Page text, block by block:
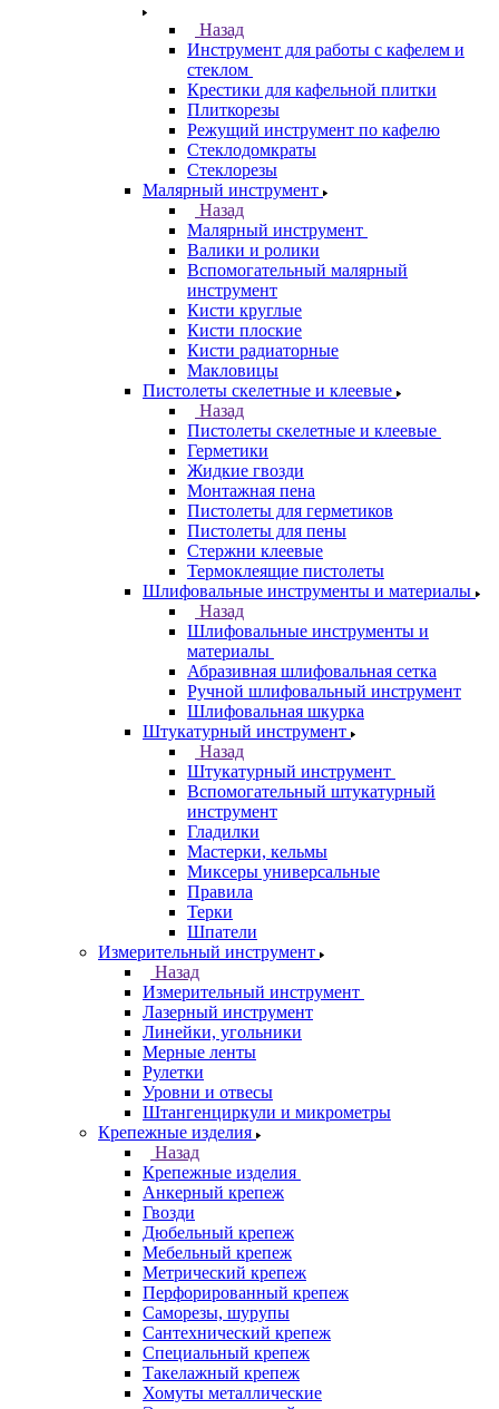
Назад
Инструмент для работы с кафелем и
стеклом
Крестики для кафельной плитки
Плиткорезы
Режущий инструмент по кафелю
Стеклодомкраты
Стеклорезы
Малярный инструмент
Назад
Малярный инструмент
Валики и ролики
Вспомогательный малярный
инструмент
Кисти круглые
Кисти плоские
Кисти радиаторные
Макловицы
Пистолеты скелетные и клеевые
Назад
Пистолеты скелетные и клеевые
Герметики
Жидкие гвозди
Монтажная пена
Пистолеты для герметиков
Пистолеты для пены
Стержни клеевые
Термоклеящие пистолеты
Шлифовальные инструменты и материалы
Назад
Шлифовальные инструменты и
материалы
Абразивная шлифовальная сетка
Ручной шлифовальный инструмент
Шлифовальная шкурка
Штукатурный инструмент
Назад
Штукатурный инструмент
Вспомогательный штукатурный
инструмент
Гладилки
Мастерки, кельмы
Миксеры универсальные
Правила
Терки
Шпатели
Измерительный инструмент
Назад
Измерительный инструмент
Лазерный инструмент
Линейки, угольники
Мерные ленты
Рулетки
Уровни и отвесы
Штангенциркули и микрометры
Крепежные изделия
Назад
Крепежные изделия
Анкерный крепеж
Гвозди
Дюбельный крепеж
Мебельный крепеж
Метрический крепеж
Перфорированный крепеж
Саморезы, шурупы
Сантехнический крепеж
Специальный крепеж
Такелажный крепеж
Хомуты металлические